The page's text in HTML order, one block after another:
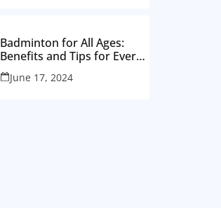
Badminton for All Ages:
Benefits and Tips for Every
Generation
June 17, 2024